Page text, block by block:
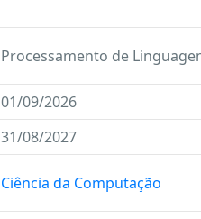
Processamento de
01/09/2026
31/08/2027
Ciência da Computação